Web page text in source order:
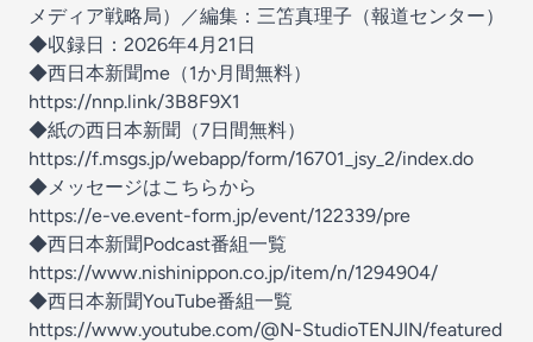
メディア戦略局）／編集：三笘真理子（報道センター）
◆収録日：2026年4月21日
◆西日本新聞me（1か月間無料）
https://nnp.link/3B8F9X1
◆紙の西日本新聞（7日間無料）
https://f.msgs.jp/webapp/form/16701_jsy_2/index.do
◆メッセージはこちらから
https://e-ve.event-form.jp/event/122339/pre
◆西日本新聞Podcast番組一覧
https://www.nishinippon.co.jp/item/n/1294904/
◆西日本新聞YouTube番組一覧
https://www.youtube.com/@N-StudioTENJIN/featured